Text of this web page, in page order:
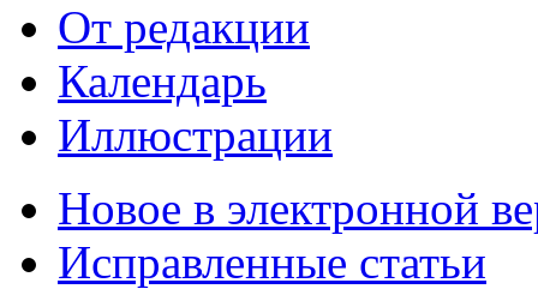
От редакции
Календарь
Иллюстрации
Новое в электронной
Исправленные статьи